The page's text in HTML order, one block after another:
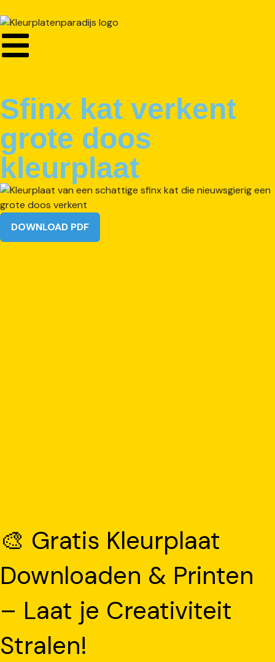
Sfinx kat verkent
grote doos
kleurplaat
DOWNLOAD PDF
🎨 Gratis Kleurplaat
Downloaden & Printen
– Laat je Creativiteit
Stralen!